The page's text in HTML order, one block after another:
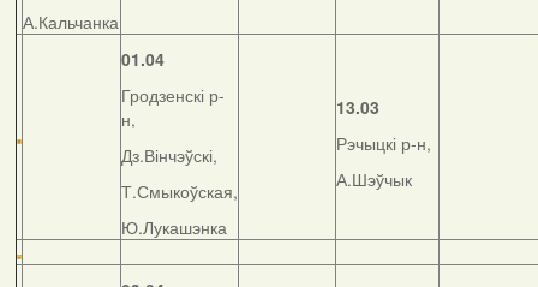
А.Кальчанка
01.04
Гродзенскі р-
н,
Дз.Вінчэўскі,
Т.Смыкоўская,
Ю.Лукашэнка
13.03
Рэчыцкі р-н,
А.Шэўчык